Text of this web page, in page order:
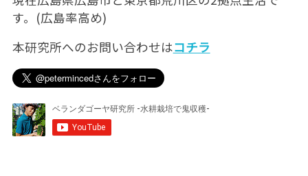
す。(広島率高め)
本研究所へのお問い合わせはコチラ